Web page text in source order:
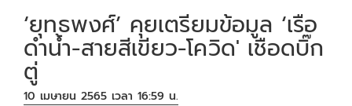
‘ยุทธพงศ์’ คุยเตรียมข้อมูล ‘เรือ
ดำน้ำ-สายสีเขียว-โควิด' เชือดบิ๊ก
ตู่
10 เมษายน 2565 เวลา 16:59 น.